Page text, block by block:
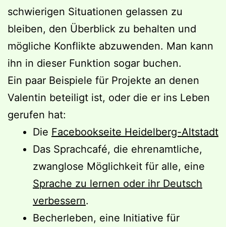
schwierigen Situationen gelassen zu
bleiben, den Überblick zu behalten und
mögliche Konflikte abzuwenden. Man kann
ihn in dieser Funktion sogar buchen.
Ein paar Beispiele für Projekte an denen
Valentin beteiligt ist, oder die er ins Leben
gerufen hat:
Die Facebookseite Heidelberg-Altstadt
Das Sprachcafé, die ehrenamtliche,
zwanglose Möglichkeit für alle, eine
Sprache zu lernen oder ihr Deutsch
verbessern.
Becherleben, eine Initiative für